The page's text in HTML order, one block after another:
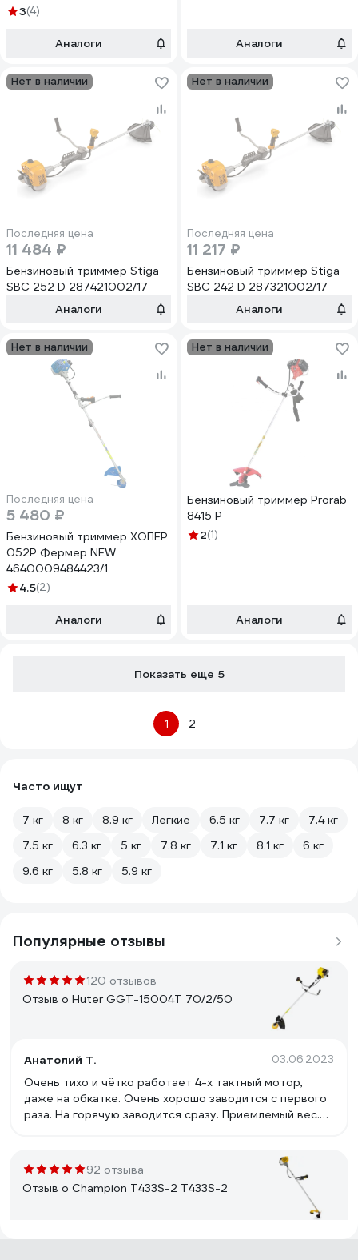
3(4)
Аналоги Аналоги
Нет в наличии
Последняя цена
11 484 ₽
Бензиновый триммер Stiga
SBC 252 D 287421002/17
Аналоги
Нет в наличии
Последняя цена
11 217 ₽
Бензиновый триммер Stiga
SBC 242 D 287321002/17
Аналоги
Нет в наличии
Последняя цена
5 480 ₽
Бензиновый триммер ХОПЕР
052Р Фермер NEW
4640009484423/1
4.5(2)
Аналоги
Нет в наличии
Бензиновый триммер Prorab
8415 P
2(1)
Аналоги
Показать еще 5
1 2
Часто ищут
7 кг 8 кг 8.9 кг Легкие 6.5 кг 7.7 кг
7.4 кг
7.5 кг
6.3 кг 5 кг 7.8 кг 7.1 кг 8.1 кг
6 кг
9.6 кг
5.8 кг 5.9 кг
Популярные отзывы
120 отзывов
Отзыв о Huter GGT-15004Т 70/2/50
Анатолий Т. 03.06.2023
Очень тихо и чётко работает 4-х тактный мотор,
даже на обкатке. Очень хорошо заводится с первого
раза. На горячую заводится сразу. Приемлемый вес.
бензина. Неплохая развесовка. Заведённый двигатель
случайно перевернулся вниз клапанами и не
пострадал. Даже обороты холостого хода не упали.
Масло в цилиндр не попало. Нет вибрации на штанге.
92 отзыва
Отзыв о Champion Т433S-2 Т433S-2